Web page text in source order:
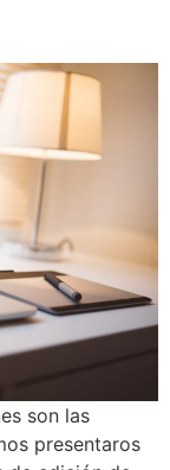
son las
presentaros